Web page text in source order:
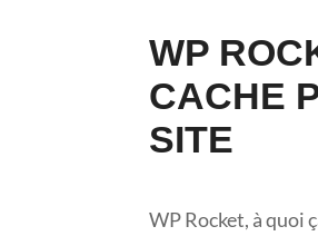
WP
CACHE
SITE
WP Rocket, à quoi